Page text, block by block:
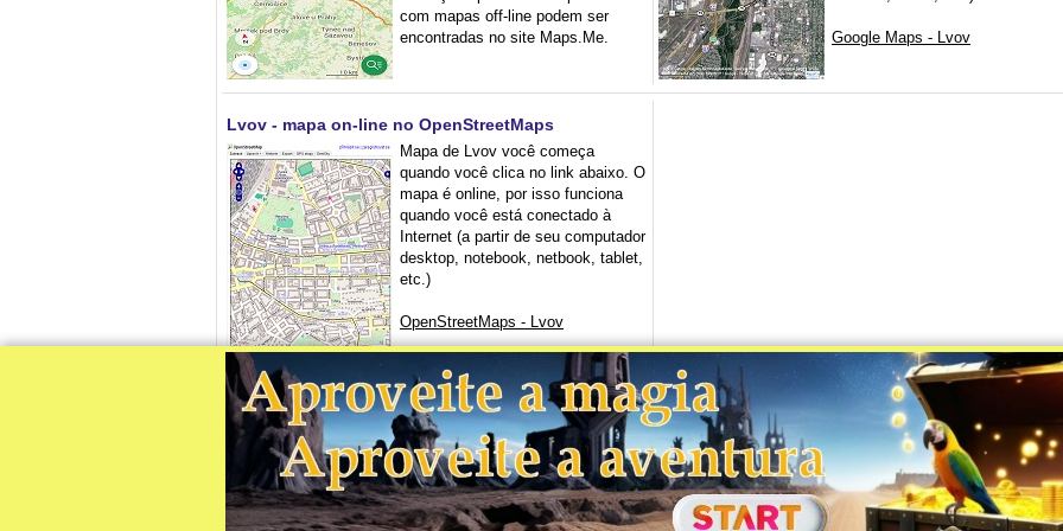
com mapas off-line podem ser
encontradas no site Maps.Me.
Google Maps - Lvov
Lvov - mapa on-line no OpenStreetMaps
Mapa de Lvov você começa
quando você clica no link abaixo. O
mapa é online, por isso funciona
quando você está conectado à
Internet (a partir de seu computador
desktop, notebook, netbook, tablet,
etc.)
OpenStreetMaps - Lvov